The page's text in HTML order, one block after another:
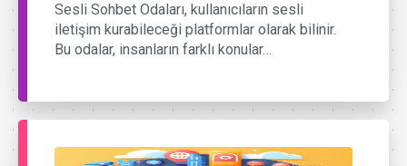
Sesli Sohbet Odaları, kullanıcıların sesli
iletişim kurabileceği platformlar olarak bilinir.
Bu odalar, insanların farklı konular…